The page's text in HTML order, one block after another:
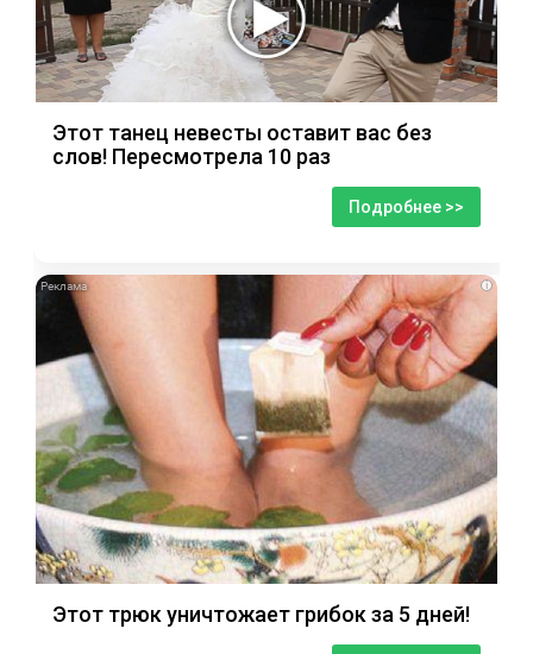
Этот танец невесты оставит вас без
слов! Пересмотрела 10 раз
Подробнее >>
i
Этот трюк уничтожает грибок за 5 дней!